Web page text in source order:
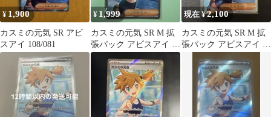
¥ 1,900
カスミの元気 SR アビ
スアイ 108/081
¥ 1,999
カスミの元気 SR M 拡
張パック アビスアイ キ
ラ 108/081
現在 ¥2,100
カスミの元気 SR M 拡
張パック アビスアイ キ